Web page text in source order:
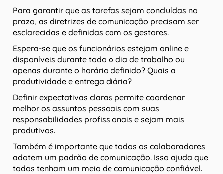
Para garantir que as tarefas sejam concluídas no
prazo, as diretrizes de comunicação precisam ser
esclarecidas e definidas com os gestores.
Espera-se que os funcionários estejam online e
disponíveis durante todo o dia de trabalho ou
apenas durante o horário definido? Quais a
produtividade e entrega diária?
Definir expectativas claras permite coordenar
melhor os assuntos pessoais com suas
responsabilidades profissionais e sejam mais
produtivos.
Também é importante que todos os colaboradores
adotem um padrão de comunicação. Isso ajuda que
todos tenham um meio de comunicação confiável.